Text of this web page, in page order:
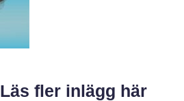
Läs fler inlägg här